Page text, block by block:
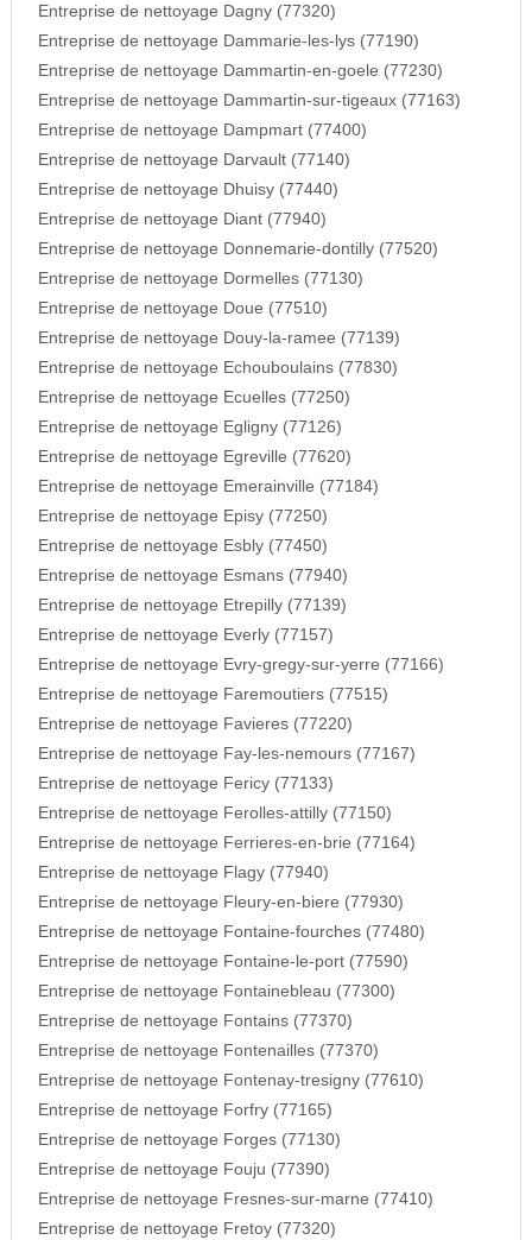
Entreprise de nettoyage Dagny (77320)
Entreprise de nettoyage Dammarie-les-lys (77190)
Entreprise de nettoyage Dammartin-en-goele (77230)
Entreprise de nettoyage Dammartin-sur-tigeaux (77163)
Entreprise de nettoyage Dampmart (77400)
Entreprise de nettoyage Darvault (77140)
Entreprise de nettoyage Dhuisy (77440)
Entreprise de nettoyage Diant (77940)
Entreprise de nettoyage Donnemarie-dontilly (77520)
Entreprise de nettoyage Dormelles (77130)
Entreprise de nettoyage Doue (77510)
Entreprise de nettoyage Douy-la-ramee (77139)
Entreprise de nettoyage Echouboulains (77830)
Entreprise de nettoyage Ecuelles (77250)
Entreprise de nettoyage Egligny (77126)
Entreprise de nettoyage Egreville (77620)
Entreprise de nettoyage Emerainville (77184)
Entreprise de nettoyage Episy (77250)
Entreprise de nettoyage Esbly (77450)
Entreprise de nettoyage Esmans (77940)
Entreprise de nettoyage Etrepilly (77139)
Entreprise de nettoyage Everly (77157)
Entreprise de nettoyage Evry-gregy-sur-yerre (77166)
Entreprise de nettoyage Faremoutiers (77515)
Entreprise de nettoyage Favieres (77220)
Entreprise de nettoyage Fay-les-nemours (77167)
Entreprise de nettoyage Fericy (77133)
Entreprise de nettoyage Ferolles-attilly (77150)
Entreprise de nettoyage Ferrieres-en-brie (77164)
Entreprise de nettoyage Flagy (77940)
Entreprise de nettoyage Fleury-en-biere (77930)
Entreprise de nettoyage Fontaine-fourches (77480)
Entreprise de nettoyage Fontaine-le-port (77590)
Entreprise de nettoyage Fontainebleau (77300)
Entreprise de nettoyage Fontains (77370)
Entreprise de nettoyage Fontenailles (77370)
Entreprise de nettoyage Fontenay-tresigny (77610)
Entreprise de nettoyage Forfry (77165)
Entreprise de nettoyage Forges (77130)
Entreprise de nettoyage Fouju (77390)
Entreprise de nettoyage Fresnes-sur-marne (77410)
Entreprise de nettoyage Fretoy (77320)